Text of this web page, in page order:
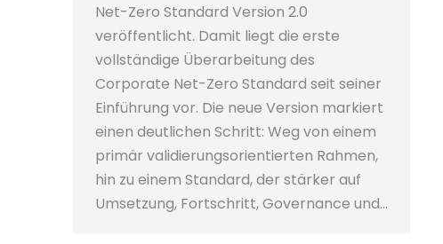
Net-Zero Standard Version 2.0
veröffentlicht. Damit liegt die erste
vollständige Überarbeitung des
Corporate Net-Zero Standard seit seiner
Einführung vor. Die neue Version markiert
einen deutlichen Schritt: Weg von einem
primär validierungsorientierten Rahmen,
hin zu einem Standard, der stärker auf
Umsetzung, Fortschritt, Governance und…